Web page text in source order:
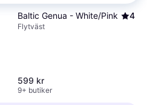
Baltic Genua - White/Pink 4
Flytväst
599 kr
9+ butiker